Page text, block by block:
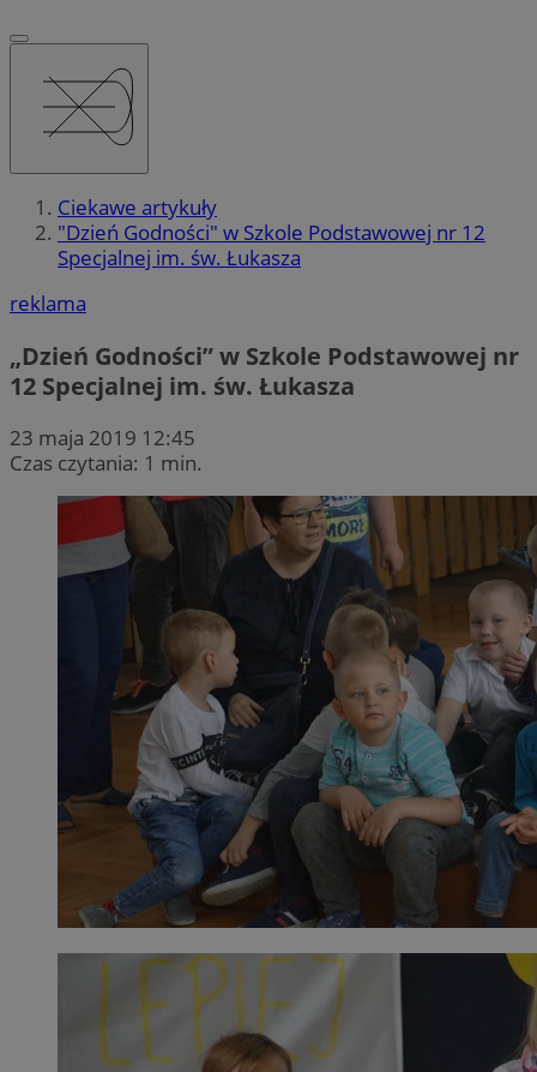
Ciekawe artykuły
"Dzień Godności" w Szkole Podstawowej nr 12
Specjalnej im. św. Łukasza
reklama
„Dzień Godności” w Szkole Podstawowej nr
12 Specjalnej im. św. Łukasza
23 maja 2019 12:45
Czas czytania: 1 min.